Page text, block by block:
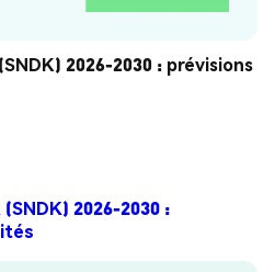
2026-2030 : prévisions
2026-2030 :